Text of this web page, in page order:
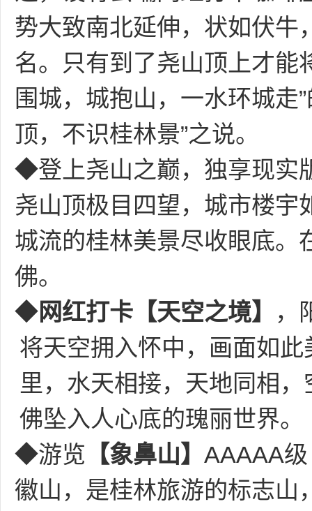
势大致南北延伸，状如伏牛
名。只有到了尧山顶上才能
围城，城抱山，一水环城走
顶，不识桂林景”之说。
◆登上尧山之巅，独享现实
尧山顶极目四望，城市楼宇
城流的桂林美景尽收眼底。
佛。
◆网红打卡 【天空之境】
，
将天空拥入怀中，画面如
里，水天相接，天地同相
佛坠入人心底的瑰丽世界。
◆游览 【象鼻山】 AAAAA
徽山，是桂林旅游的标志山